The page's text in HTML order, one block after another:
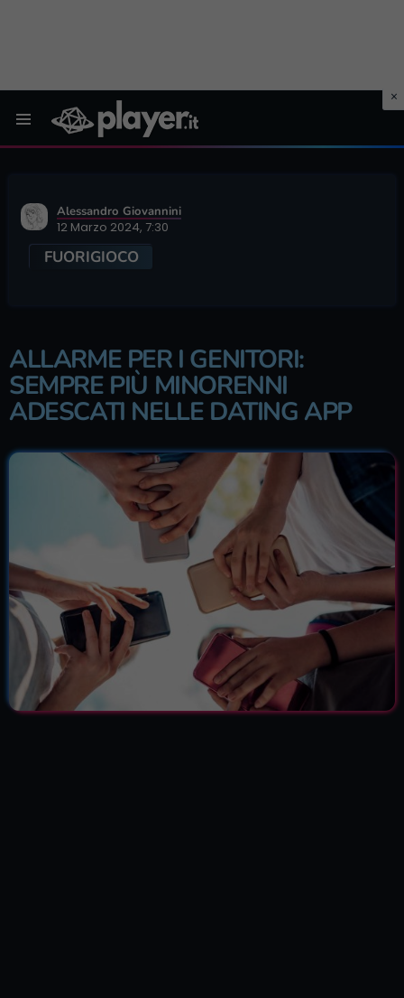
Alessandro Giovannini
12 Marzo 2024, 7:30
FUORIGIOCO
ALLARME PER I GENITORI:
SEMPRE PIÙ MINORENNI
ADESCATI NELLE DATING APP